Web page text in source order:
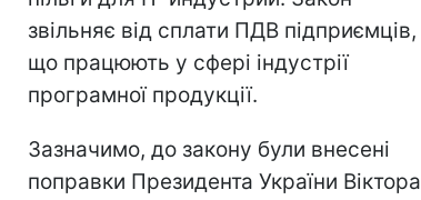
звільняє від сплати ПДВ підприємців,
що працюють у сфері індустрії
програмної продукції.
Зазначимо, до закону були внесені
поправки Президента України Віктора